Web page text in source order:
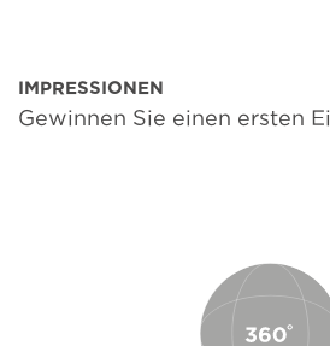
IMPRESSIONEN
Gewinnen Sie einen ersten